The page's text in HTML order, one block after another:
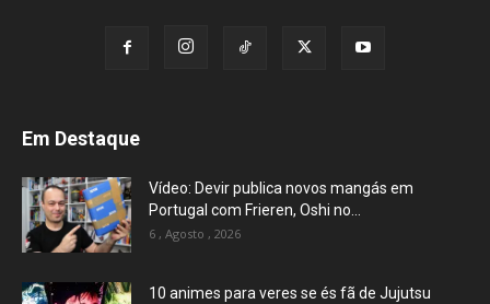
Em Destaque
Vídeo: Devir publica novos mangás em
Portugal com Frieren, Oshi no...
6 , Agosto , 2026
10 animes para veres se és fã de Jujutsu